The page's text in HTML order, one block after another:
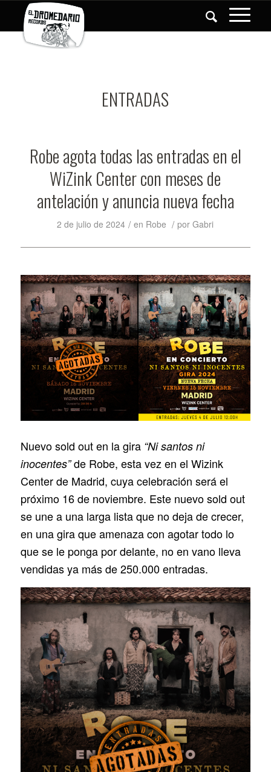
ENTRADAS
Robe agota todas las entradas en el
WiZink Center con meses de
antelación y anuncia nueva fecha
2 de julio de 2024 / en Robe / porGabri
Nuevo sold out en la gira “Ni santos ni
inocentes”de Robe, esta vez en el Wizink
Center de Madrid, cuya celebración será el
próximo 16 de noviembre. Este nuevo sold out
se une a una larga lista que no deja de crecer,
en una gira que amenaza con agotar todo lo
que se le ponga por delante, no en vano lleva
vendidas ya más de 250.000 entradas.